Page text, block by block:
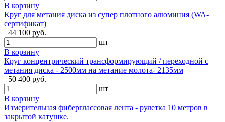
В корзину
Круг для метания диска из супер плотного алюминия (WA-
сертификат)
44 100 руб.
шт
В корзину
Круг концентрический трансформирующий / переходной с
метания диска - 2500мм на метание молота- 2135мм
50 400 руб.
шт
В корзину
Измерительная фиберглассовая лента - рулетка 10 метров в
закрытой катушке.